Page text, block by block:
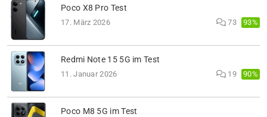
Poco X8 Pro Test
17. März 2026 73 93%
Redmi Note 15 5G im Test
11. Januar 2026 19 90%
Poco M8 5G im Test